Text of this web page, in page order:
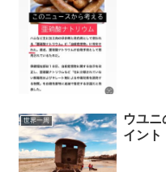
世界一周
ウユ
イント